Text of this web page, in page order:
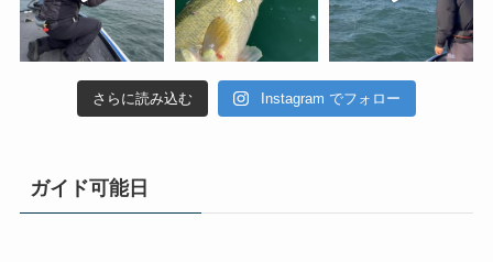
さらに読み込む Instagram でフォロー
ガイド可能日